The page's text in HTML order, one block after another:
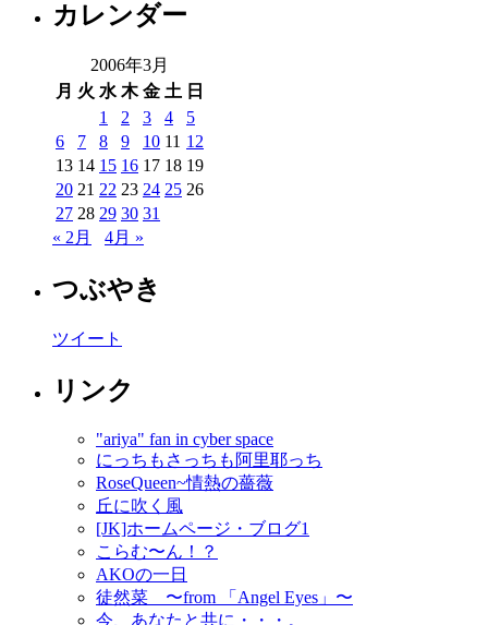
カレンダー
2006年3月
月 火 水 木 金 土 日
1
2 3 4
5
6
7 8 9 10 11 12
13 14 15 16 17 18 19
20 21 22 23 24 25 26
27 28 29 30 31
« 2月
4月 »
つぶやき
ツイート
リンク
"ariya" fan in cyber space
にっちもさっちも阿里耶っち
RoseQueen~情熱の薔薇
丘に吹く風
[JK]ホームページ・ブログ1
こらむ〜ん！？
AKOの一日
徒然菜 〜from 「Angel Eyes」〜
今、あなたと共に・・・。